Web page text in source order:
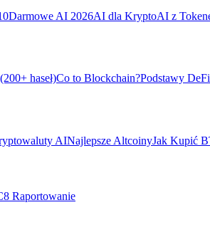
Darmowe AI 2026AI dla KryptoAI z
haseł)Co to Blockchain?Podstawy DeFi
AINajlepsze AltcoinyJak Kupić
Raportowanie